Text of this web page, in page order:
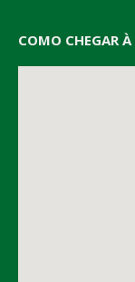
COMO CHEGAR À